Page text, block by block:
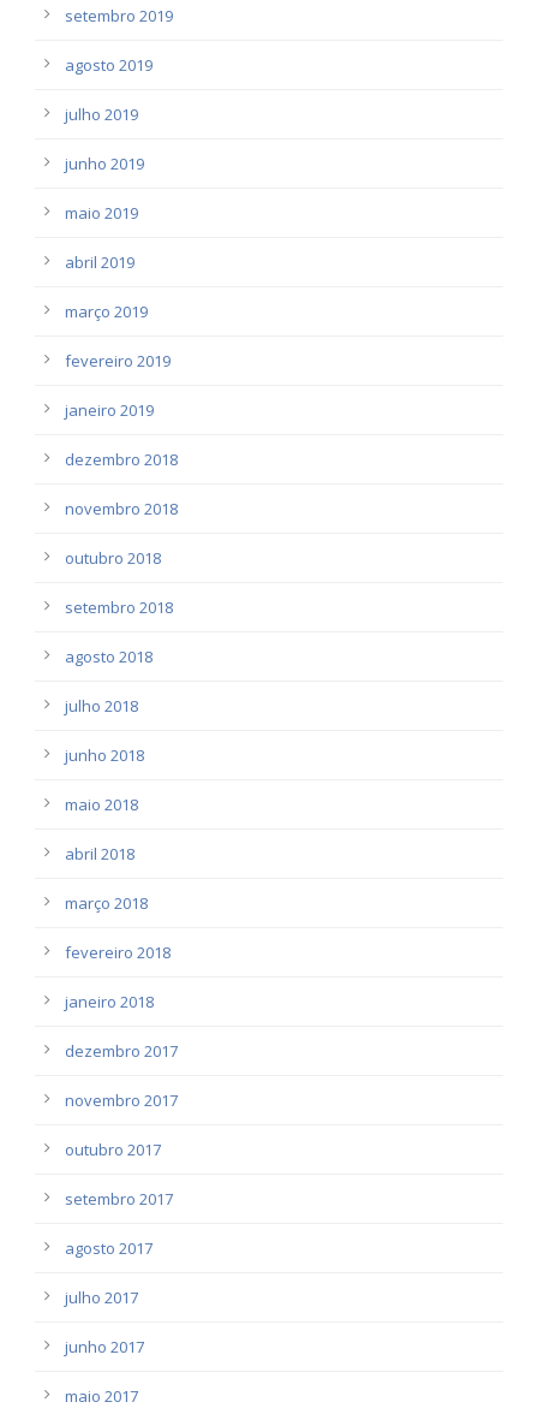
setembro 2019
agosto 2019
julho 2019
junho 2019
maio 2019
abril 2019
março 2019
fevereiro 2019
janeiro 2019
dezembro 2018
novembro 2018
outubro 2018
setembro 2018
agosto 2018
julho 2018
junho 2018
maio 2018
abril 2018
março 2018
fevereiro 2018
janeiro 2018
dezembro 2017
novembro 2017
outubro 2017
setembro 2017
agosto 2017
julho 2017
junho 2017
maio 2017